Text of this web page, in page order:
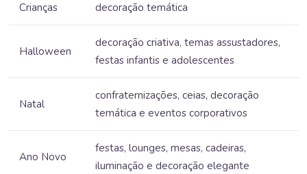
Crianças
decoração temática
Halloween
decoração criativa, temas assustadores,
festas infantis e adolescentes
Natal
confraternizações, ceias, decoração
temática e eventos corporativos
Ano Novo
festas, lounges, mesas, cadeiras,
iluminação e decoração elegante